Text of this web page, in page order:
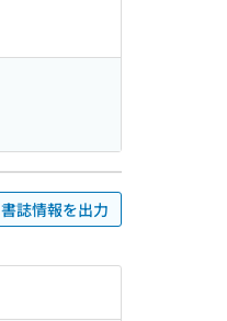
書誌情報を出力